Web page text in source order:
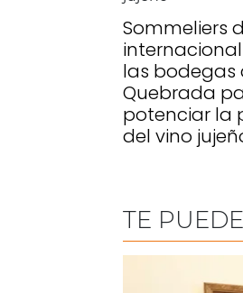
Sommeliers
las bodegas
Quebrada
potenciar la
del vino
TE